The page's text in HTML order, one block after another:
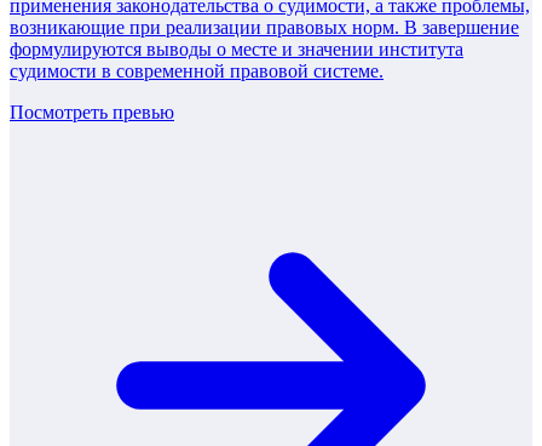
применения законодательства о судимости, а также проблемы,
возникающие при реализации правовых норм. В завершение
формулируются выводы о месте и значении института
судимости в современной правовой системе.
Посмотреть превью